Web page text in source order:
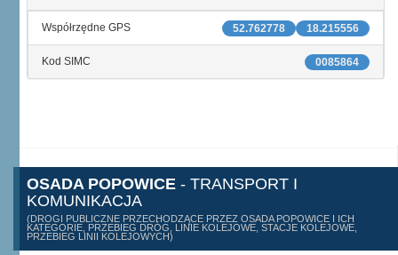
18.215556
52.762778
Współrzędne GPS
0085864
Kod SIMC
OSADA POPOWICE - TRANSPORT I
KOMUNIKACJA
(DROGI PUBLICZNE PRZECHODZĄCE PRZEZ OSADA POPOWICE I ICH
KATEGORIE, PRZEBIEG DRÓG, LINIE KOLEJOWE, STACJE KOLEJOWE,
PRZEBIEG LINII KOLEJOWYCH)